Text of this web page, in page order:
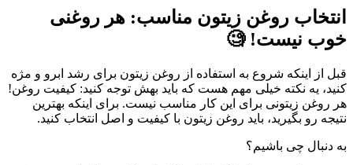
انتخاب روغن زیتون مناسب: هر روغنی
خوب نیست! 🧐
قبل از اینکه شروع به استفاده از روغن زیتون برای رشد ابرو و مژه
کنید، یه نکته خیلی مهم هست که باید بهش توجه کنید: کیفیت روغن!
هر روغن زیتونی برای این کار مناسب نیست. برای اینکه بهترین
نتیجه رو بگیرید، باید روغن زیتون با کیفیت و اصل انتخاب کنید.
به دنبال چی باشیم؟